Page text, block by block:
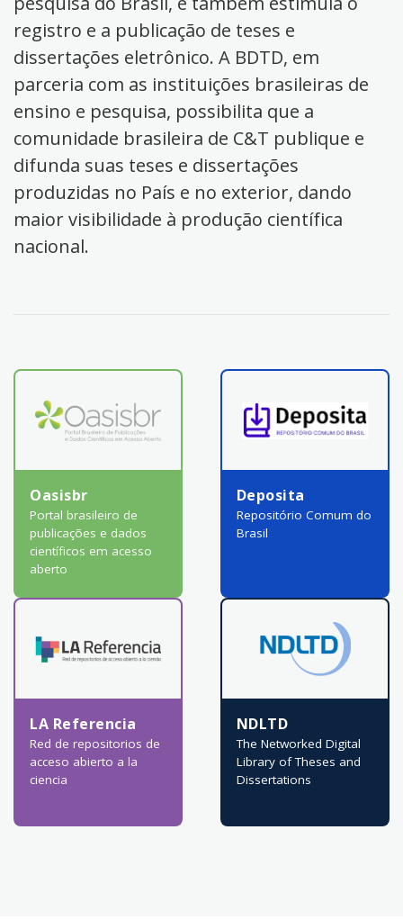
registro e a publicação de teses e
dissertações eletrônico. A BDTD, em
parceria com as instituições brasileiras de
ensino e pesquisa, possibilita que a
comunidade brasileira de C&T publique e
difunda suas teses e dissertações
produzidas no País e no exterior, dando
maior visibilidade à produção científica
nacional.
Oasisbr
Portal brasileiro de
publicações e dados
científicos em acesso
aberto
Deposita
Repositório Comum do
Brasil
LA Referencia
Red de repositorios de
acceso abierto a la
ciencia
NDLTD
The Networked Digital
Library of Theses and
Dissertations